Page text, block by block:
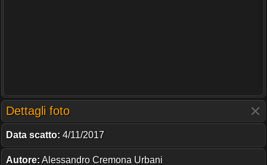
Dettagli foto
Data scatto: 4/11/2017
Autore:Alessandro Cremona Urbani